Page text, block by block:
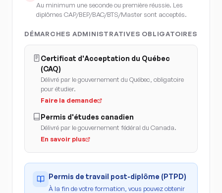
Au minimum une seconde ou première réussie. Les
diplômes CAP/BEP/BAC/BTS/Master sont acceptés.
DÉMARCHES ADMINISTRATIVES OBLIGATOIRES
Certificat d'Acceptation du Québec
(CAQ)
Délivré par le gouvernement du Québec, obligatoire
pour étudier.
Faire la demande
Permis d'études canadien
Délivré par le gouvernement fédéral du Canada.
En savoir plus
Permis de travail post-diplôme (PTPD)
À la fin de votre formation, vous pouvez obtenir